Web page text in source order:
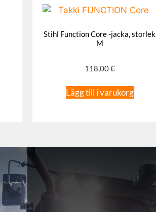
Stihl Function Core -jacka, storlek
M
118,00€
Lägg till i varukorg